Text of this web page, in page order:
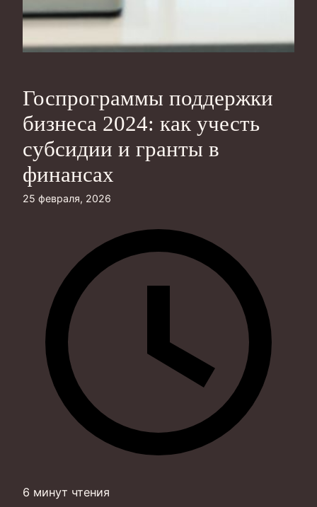
Госпрограммы поддержки
бизнеса 2024: как учесть
субсидии и гранты в
финансах
25 февраля, 2026
6 минут чтения